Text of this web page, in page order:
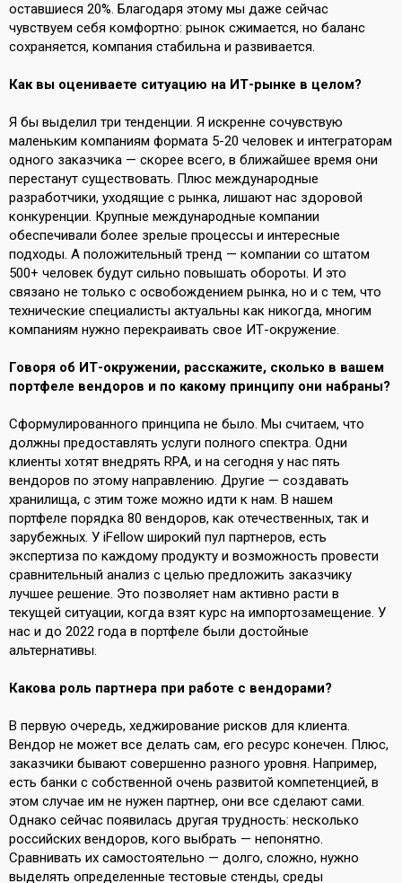
оставшиеся 20%. Благодаря этому мы даже сейчас
чувствуем себя комфортно: рынок сжимается, но баланс
сохраняется, компания стабильна и развивается.
Как вы оцениваете ситуацию на ИТ-рынке в целом?
Я бы выделил три тенденции. Я искренне сочувствую
маленьким компаниям формата 5-20 человек и интеграторам
одного заказчика — скорее всего, в ближайшее время они
перестанут существовать. Плюс международные
разработчики, уходящие с рынка, лишают нас здоровой
конкуренции. Крупные международные компании
обеспечивали более зрелые процессы и интересные
подходы. А положительный тренд — компании со штатом
500+ человек будут сильно повышать обороты. И это
связано не только с освобождением рынка, но и с тем, что
технические специалисты актуальны как никогда, многим
компаниям нужно перекраивать свое ИТ-окружение.
Говоря об ИТ-окружении, расскажите, сколько в вашем
портфеле вендоров и по какому принципу они набраны?
Сформулированного принципа не было. Мы считаем, что
должны предоставлять услуги полного спектра. Одни
клиенты хотят внедрять RPA, и на сегодня у нас пять
вендоров по этому направлению. Другие — создавать
хранилища, с этим тоже можно идти к нам. В нашем
портфеле порядка 80 вендоров, как отечественных, так и
зарубежных. У iFellow широкий пул партнеров, есть
экспертиза по каждому продукту и возможность провести
сравнительный анализ с целью предложить заказчику
лучшее решение. Это позволяет нам активно расти в
текущей ситуации, когда взят курс на импортозамещение. У
нас и до 2022 года в портфеле были достойные
альтернативы.
Какова роль партнера при работе с вендорами?
В первую очередь, хеджирование рисков для клиента.
Вендор не может все делать сам, его ресурс конечен. Плюс,
заказчики бывают совершенно разного уровня. Например,
есть банки с собственной очень развитой компетенцией, в
этом случае им не нужен партнер, они все сделают сами.
Однако сейчас появилась другая трудность: несколько
российских вендоров, кого выбрать — непонятно.
Сравнивать их самостоятельно — долго, сложно, нужно
выделять определенные тестовые стенды, среды